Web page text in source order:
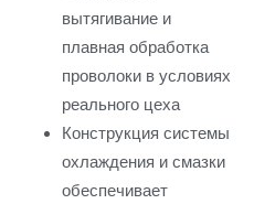
вытягивание и
плавная обработка
проволоки в условиях
реального цеха
Конструкция системы
охлаждения и смазки
обеспечивает